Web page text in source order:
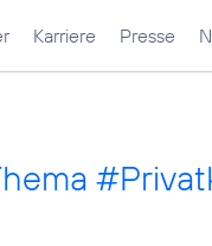
Karriere Presse